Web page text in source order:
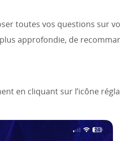
toutes vos questions sur
approfondie, de
en cliquant sur l’icône